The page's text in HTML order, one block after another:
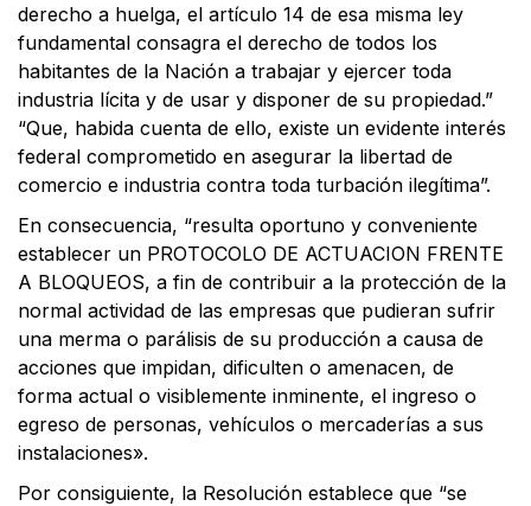
derecho a huelga, el artículo 14 de esa misma ley
fundamental consagra el derecho de todos los
habitantes de la Nación a trabajar y ejercer toda
industria lícita y de usar y disponer de su propiedad.”
“Que, habida cuenta de ello, existe un evidente interés
federal comprometido en asegurar la libertad de
comercio e industria contra toda turbación ilegítima”.
En consecuencia, “resulta oportuno y conveniente
establecer un PROTOCOLO DE ACTUACION FRENTE
A BLOQUEOS, a fin de contribuir a la protección de la
normal actividad de las empresas que pudieran sufrir
una merma o parálisis de su producción a causa de
acciones que impidan, dificulten o amenacen, de
forma actual o visiblemente inminente, el ingreso o
egreso de personas, vehículos o mercaderías a sus
instalaciones».
Por consiguiente, la Resolución establece que “se